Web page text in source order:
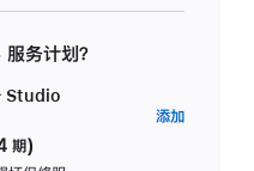
务计划？
Studio
期)
添加